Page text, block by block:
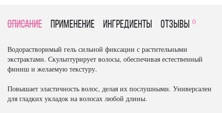
Описание Применение Ингредиенты отзывы 0
Водорастворимый гель сильной фиксации с растительными
экстрактами. Скульптурирует волосы, обеспечивая естественный
финиш и желаемую текстуру.
Повышает эластичность волос, делая их послушными. Универсален
для гладких укладок на волосах любой длины.